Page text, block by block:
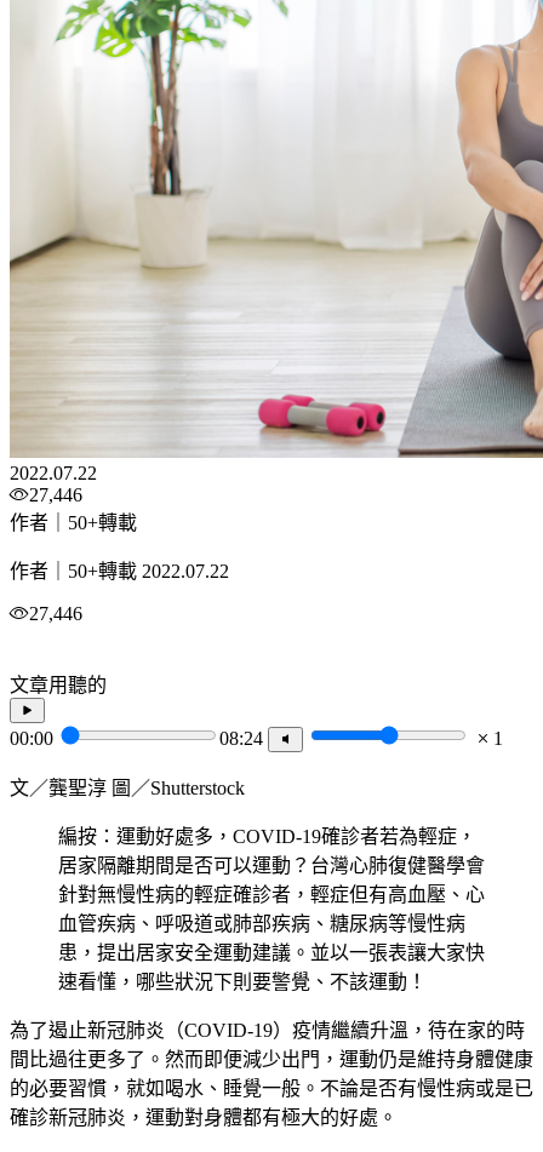
2022.07.22
27,446
作者｜50+轉載
作者｜50+轉載 2022.07.22
27,446
文章用聽的
00:00 08:24 1
文／龔聖淳 圖／Shutterstock
編按：運動好處多，COVID-19確診者若為輕症，
居家隔離期間是否可以運動？台灣心肺復健醫學會
針對無慢性病的輕症確診者，輕症但有高血壓、心
血管疾病、呼吸道或肺部疾病、糖尿病等慢性病
患，提出居家安全運動建議。並以一張表讓大家快
速看懂，哪些狀況下則要警覺、不該運動！
為了遏止新冠肺炎（COVID-19）疫情繼續升溫，待在家的時
間比過往更多了。然而即便減少出門，運動仍是維持身體健康
的必要習慣，就如喝水、睡覺一般。不論是否有慢性病或是已
確診新冠肺炎，運動對身體都有極大的好處。